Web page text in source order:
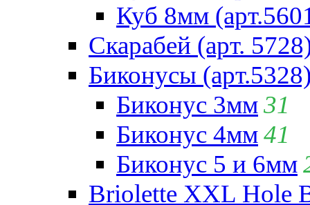
Куб 8мм
Скарабей (арт.
Биконусы
Биконус 3мм31
Биконус 4мм41
Биконус 5 и 6мм
Briolette XXL Hole